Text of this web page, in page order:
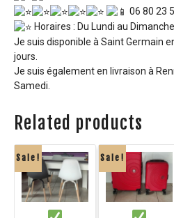
06 80 23
Horaires : Du Lundi au
Je suis disponible à Saint Germain
jours.
Je suis également en livraison à
Samedi.
Related products
Sale! Sale!